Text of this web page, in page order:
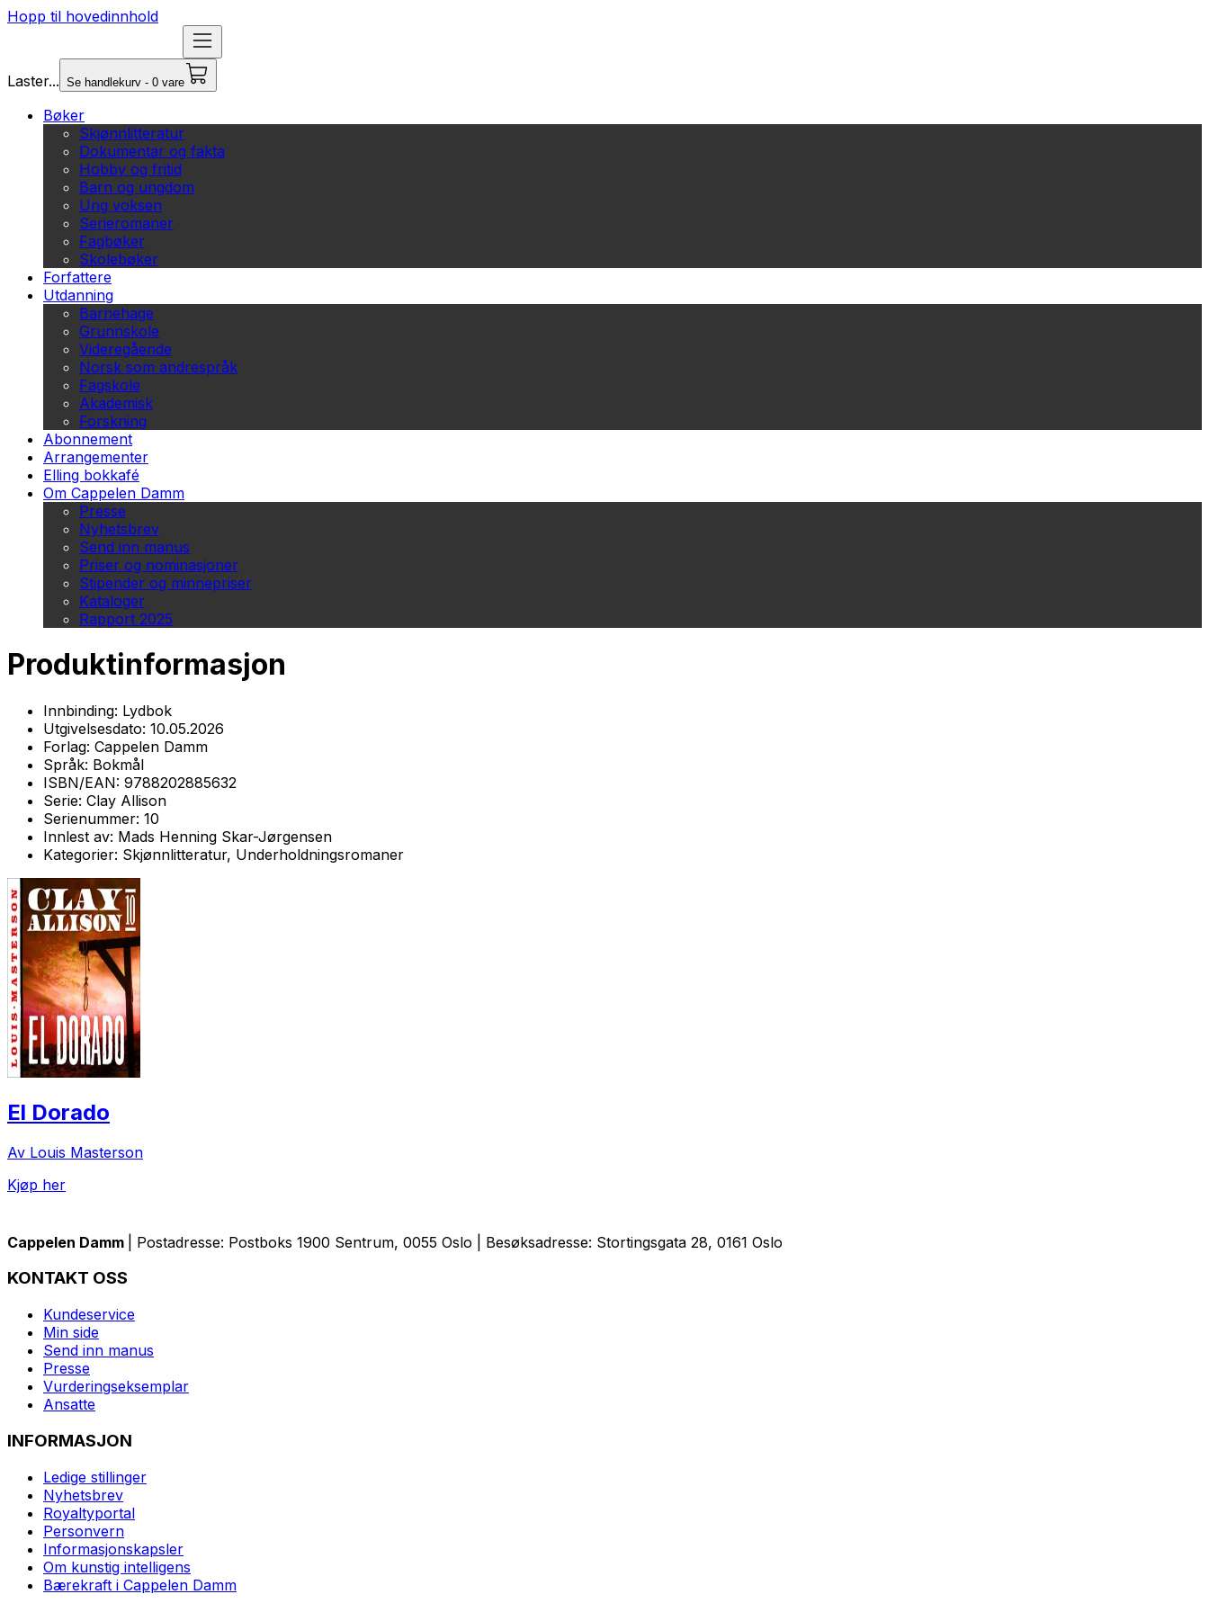
Hopp til hovedinnhold
Laster... Se handlekurv - 0 vare
Bøker
Skjønnlitteratur
Dokumentar og fakta
Hobby og fritid
Barn og ungdom
Ung voksen
Serieromaner
Fagbøker
Skolebøker
Forfattere
Utdanning
Barnehage
Grunnskole
Videregående
Norsk som andrespråk
Fagskole
Akademisk
Forskning
Abonnement
Arrangementer
Elling bokkafé
Om Cappelen Damm
Presse
Nyhetsbrev
Send inn manus
Priser og nominasjoner
Stipender og minnepriser
Kataloger
Rapport 2025
Produktinformasjon
Innbinding: Lydbok
Utgivelsesdato: 10.05.2026
Forlag: Cappelen Damm
Språk: Bokmål
ISBN/EAN: 9788202885632
Serie: Clay Allison
Serienummer: 10
Innlest av: Mads Henning Skar-Jørgensen
Kategorier: Skjønnlitteratur, Underholdningsromaner
El Dorado
Av Louis Masterson
Kjøp her
Cappelen Damm | Postadresse: Postboks 1900 Sentrum, 0055 Oslo | Besøksadresse: Stortingsgata 28, 0161 Oslo
KONTAKT OSS
Kundeservice
Min side
Send inn manus
Presse
Vurderingseksemplar
Ansatte
INFORMASJON
Ledige stillinger
Nyhetsbrev
Royaltyportal
Personvern
Informasjonskapsler
Om kunstig intelligens
Bærekraft i Cappelen Damm